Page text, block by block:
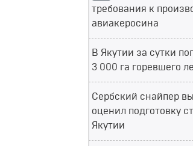
требования к
авиакеросина
В Якутии за сутки
3 000 га горевшего
Сербский снайпер
оценил подготовку
Якутии